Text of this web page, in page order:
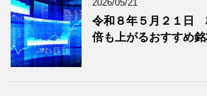
事
を
表
示
グ
記
事
を
表
示
2026/05/21
令和８年５月２１
倍も上がるおすすめ